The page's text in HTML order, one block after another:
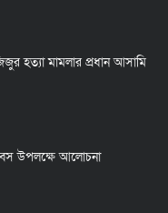
হত্যা মামলার প্রধান আসামি
উপলক্ষে আলোচনা